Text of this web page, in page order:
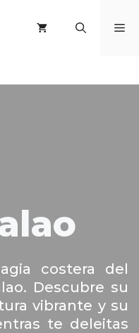
costera del
Descubre su
vibrante y su
te deleitas